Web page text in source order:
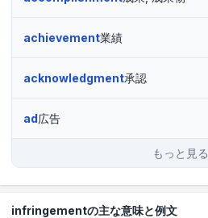
achievement業績
acknowledgment承認
ad広告
もっと見る
infringementの主な意味と例文